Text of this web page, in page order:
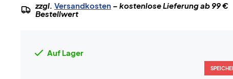
zzgl. Versandkosten– kostenlose Lieferung ab 99 €
Bestellwert
Auf Lager